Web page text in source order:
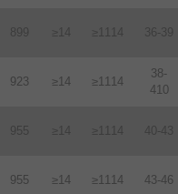
899 ≥14 ≥1114 36-39
923 ≥14 ≥1114
38-
410
955 ≥14 ≥1114 40-43
955 ≥14 ≥1114 43-46